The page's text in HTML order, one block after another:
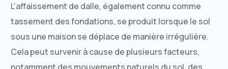
L’affaissement de dalle, également connu comme
tassement des fondations, se produit lorsque le sol
sous une maison se déplace de manière irrégulière.
Cela peut survenir à cause de plusieurs facteurs,